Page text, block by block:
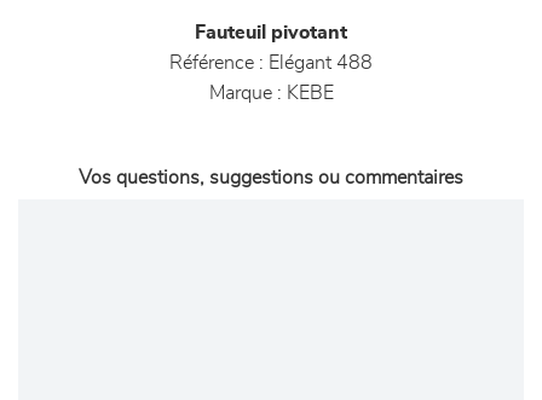
Fauteuil pivotant
Référence : Elégant 488
Marque : KEBE
Vos questions, suggestions ou commentaires